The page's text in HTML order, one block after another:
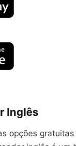
Inglês
opções